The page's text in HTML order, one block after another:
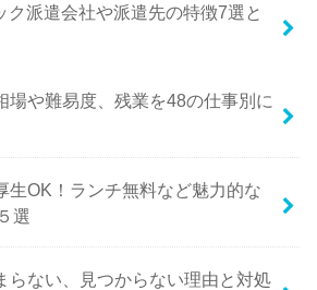
ク派遣会社や派遣先の特徴7選と
場や難易度、残業を48の仕事別に
生OK！ランチ無料など魅力的な
選
らない、見つからない理由と対処